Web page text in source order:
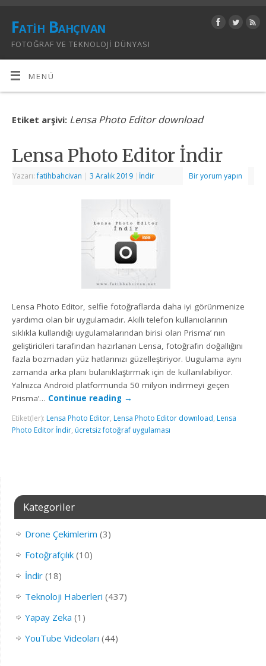
Fatih Bahçıvan
FOTOĞRAF VE TEKNOLOJI DÜNYASI
MENÜ
Etiket arşivi: Lensa Photo Editor download
Lensa Photo Editor İndir
Yazarı:fatihbahcivan | 3 Aralık 2019 | İndir Bir yorum yapın
Lensa Photo Editor, selfie fotoğraflarda daha iyi görünmenize
yardımcı olan bir uygulamadır. Akıllı telefon kullanıcılarının
sıklıkla kullandığı uygulamalarından birisi olan Prisma’ nın
geliştiricileri tarafından hazırlanan Lensa, fotoğrafın doğallığını
fazla bozmadan yüz hatlarınızı güzelleştiriyor. Uugulama aynı
zamanda arka planı bulanıklaştırmak için de kullanılabiliyor.
Yalnızca Android platformunda 50 milyon indirmeyi geçen
Prisma’… Continue reading →
Etiket(ler): Lensa Photo Editor, Lensa Photo Editor download, Lensa
Photo Editor İndir, ücretsiz fotoğraf uygulaması
Kategoriler
Drone Çekimlerim (3)
Fotoğrafçılık(10)
İndir(18)
Teknoloji Haberleri (437)
Yapay Zeka (1)
YouTube Videoları (44)